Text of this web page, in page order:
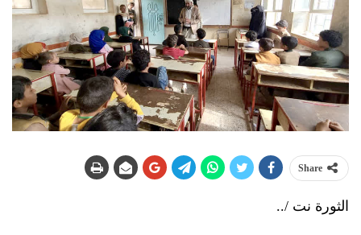
Share
الثورة نت /..